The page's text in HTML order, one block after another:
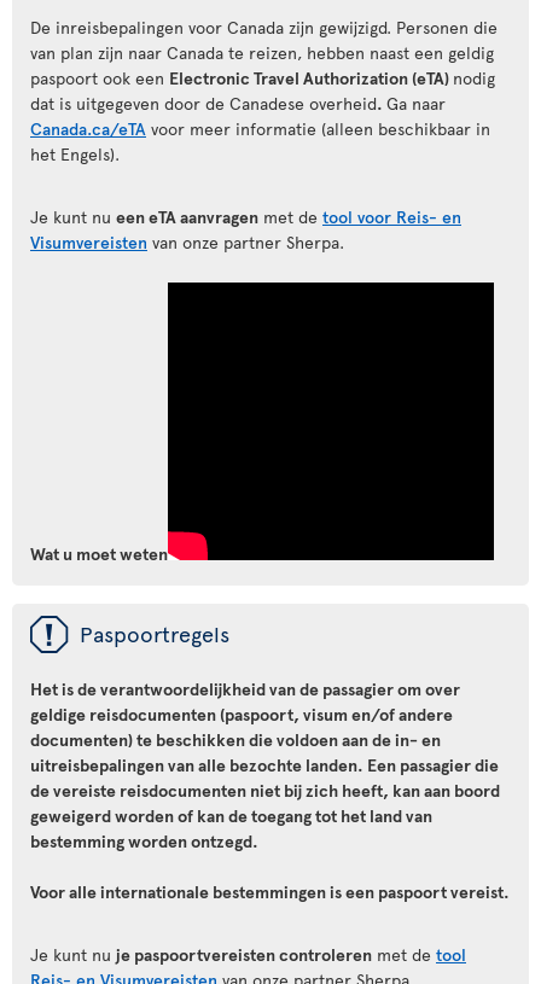
De inreisbepalingen voor Canada zijn gewijzigd. Personen die
van plan zijn naar Canada te reizen, hebben naast een geldig
paspoort ook een Electronic Travel Authorization (eTA) nodig
dat is uitgegeven door de Canadese overheid. Ga naar
Canada.ca/eTA voor meer informatie (alleen beschikbaar in
het Engels).
Je kunt nu een eTA aanvragen met de tool voor Reis- en
Visumvereisten van onze partner Sherpa.
Wat u moet weten
ü Paspoortregels
Het is de verantwoordelijkheid van de passagier om over
geldige reisdocumenten (paspoort, visum en/of andere
documenten) te beschikken die voldoen aan de in- en
uitreisbepalingen van alle bezochte landen. Een passagier die
de vereiste reisdocumenten niet bij zich heeft, kan aan boord
geweigerd worden of kan de toegang tot het land van
bestemming worden ontzegd.
Voor alle internationale bestemmingen is een paspoort vereist.
Je kunt nu je paspoortvereisten controleren met de tool